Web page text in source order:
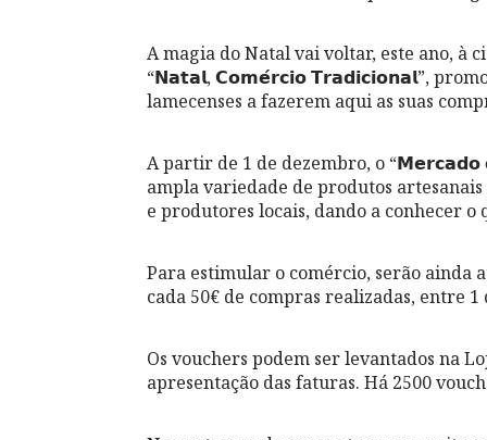
A magia do Natal vai voltar, este ano,
“𝗡𝗮𝘁𝗮𝗹, 𝗖𝗼𝗺𝗲́𝗿𝗰𝗶𝗼 𝗧𝗿𝗮𝗱𝗶𝗰𝗶𝗼𝗻𝗮𝗹”,
lamecenses a fazerem aqui as suas
A partir de 1 de dezembro, o “𝗠𝗲𝗿𝗰𝗮𝗱𝗼
ampla variedade de produtos
e produtores locais, dando a conhecer
Para estimular o comércio, serão
cada 50€ de compras realizadas, entre
Os vouchers podem ser levantados na
apresentação das faturas. Há 2500